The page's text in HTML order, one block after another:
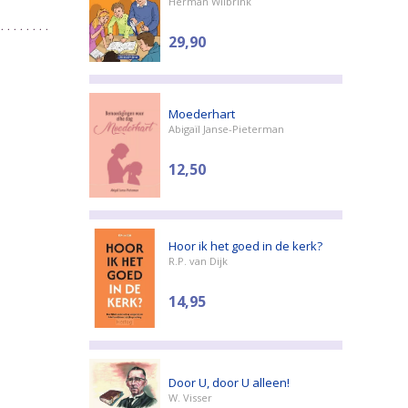
29,90
Moederhart
Abigaïl Janse-Pieterman
12,50
Hoor ik het goed in de kerk?
R.P. van Dijk
14,95
Door U, door U alleen!
W. Visser